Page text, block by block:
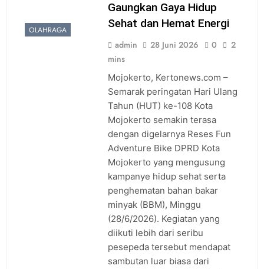
OLAHRAGA
Gaungkan Gaya Hidup
Sehat dan Hemat Energi
admin 28 Juni 2026 0
2
mins
Mojokerto, Kertonews.com –
Semarak peringatan Hari Ulang
Tahun (HUT) ke-108 Kota
Mojokerto semakin terasa
dengan digelarnya Reses Fun
Adventure Bike DPRD Kota
Mojokerto yang mengusung
kampanye hidup sehat serta
penghematan bahan bakar
minyak (BBM), Minggu
(28/6/2026). Kegiatan yang
diikuti lebih dari seribu
pesepeda tersebut mendapat
sambutan luar biasa dari